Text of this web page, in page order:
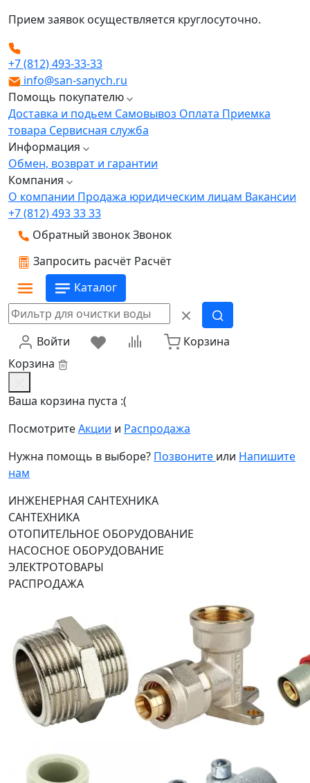
Прием заявок осуществляется круглосуточно.
+7 (812) 493-33-33
info@san-sanych.ru
Помощь покупателю
Доставка и подьем Самовывоз Оплата Приемка
товара Сервисная служба
Информация
Обмен, возврат и гарантии
Компания
О компании Продажа юридическим лицам Вакансии
+7 (812) 493 33 33
Обратный звонокЗвонок
Запросить расчёт Расчёт
Каталог
Войти
Корзина
Корзина
Ваша корзина пуста :(
ПосмотритеАкции и Распродажа
Нужна помощь в выборе? Позвоните или Напишите
нам
ИНЖЕНЕРНАЯ САНТЕХНИКА
САНТЕХНИКА
ОТОПИТЕЛЬНОЕ ОБОРУДОВАНИЕ
НАСОСНОЕ ОБОРУДОВАНИЕ
ЭЛЕКТРОТОВАРЫ
РАСПРОДАЖА